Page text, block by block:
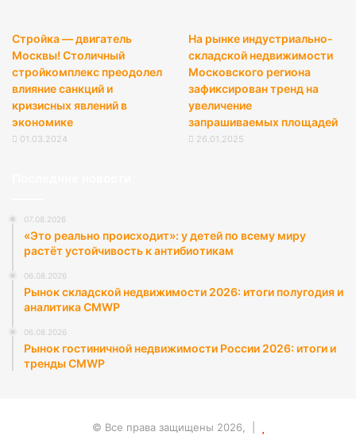
Стройка — двигатель
Москвы! Столичный
стройкомплекс преодолел
влияние санкций и
кризисных явлений в
экономике
01.03.2024
На рынке индустриально-
складской недвижимости
Московского региона
зафиксирован тренд на
увеличение
запрашиваемых площадей
26.01.2025
07.08.2026
«Это реально происходит»: у детей по всему миру
растёт устойчивость к антибиотикам
06.08.2026
Рынок складской недвижимости 2026: итоги полугодия и
аналитика CMWP
06.08.2026
Рынок гостиничной недвижимости России 2026: итоги и
тренды CMWP
© Все права защищены 2026, |